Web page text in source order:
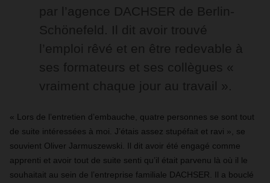
par l’agence DACHSER de Berlin-
Schönefeld. Il dit avoir trouvé
l’emploi rêvé et en être redevable à
ses formateurs et ses collègues «
vraiment chaque jour au travail ».
« Lors de l’entretien d’embauche, quatre personnes se sont tout
de suite intéressées à moi. J’étais assez stupéfait et ravi », se
souvient Oliver Jarmuszewski. Il dit avoir été engagé comme
apprenti et avoir tout de suite senti qu’il était parvenu là où il le
souhaitait au sein de l’entreprise familiale DACHSER. Il a bouclé